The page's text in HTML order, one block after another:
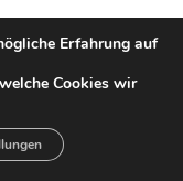
beim Waschen
Erfahrung auf
Cookies wir